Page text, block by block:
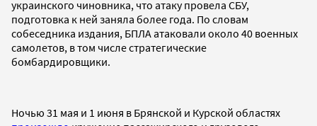
украинского чиновника, что атаку провела СБУ,
подготовка к ней заняла более года. По словам
собеседника издания, БПЛА атаковали около 40 военных
самолетов, в том числе стратегические
бомбардировщики.
Ночью 31 мая и 1 июня в Брянской и Курской областях